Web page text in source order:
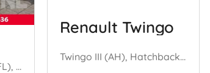
Trafic (1FL/2FL/3FL/4FL), Van, 2014 2.0 dCi 16V 145
Renault Twingo
Twingo III (AH), Hatchback 5-drs, 2014 / 2024 1.0 SCe 70 12V